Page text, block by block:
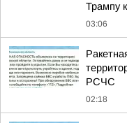
Трампу
03:06
РСЧС
02:18